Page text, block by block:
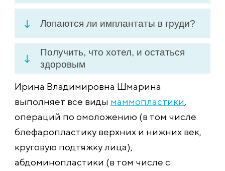
Ирина Владимировна Шмарина
выполняет все виды маммопластики,
операций по омоложению (в том числе
блефаропластику верхних и нижних век,
круговую подтяжку лица),
абдоминопластики (в том числе с
Лопаются ли имплантаты в груди?
Получить, что хотел, и остаться
здоровым